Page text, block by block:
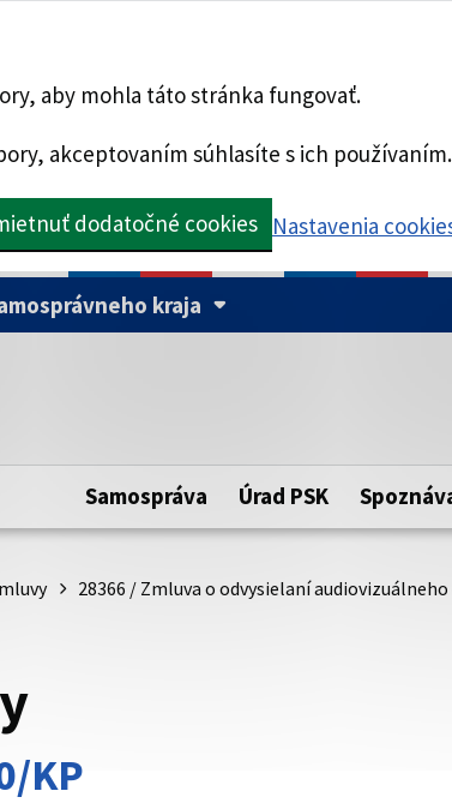
aby mohla táto stránka fungovať.
akceptovaním súhlasíte s ich používaním.
dodatočné cookies Nastavenia
kraja
samosprávneho kraja.
Táto
Samospráva Úrad PSK
28366 / Zmluva o odvysielaní
KP